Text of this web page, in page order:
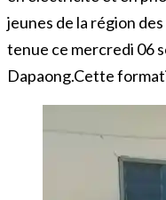
jeunes de la région des
tenue ce mercredi 06
Dapaong.Cette